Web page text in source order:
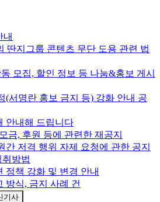
내
딴지그룹 콘텐츠 무단 도용 관련 법
모집, 할인 정보 등 나눔&홍보 게시
(서명란 홍보 금지 등) 강화 안내 공
안내해 드립니다
금, 후원 등에 관련한 재공지
간 저격 행위 자제 요청에 관한 공지
방법
정책 강화 및 변경 안내
방식, 금지 사례 건
기사